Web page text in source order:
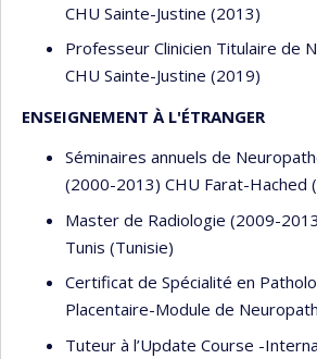
CHU Sainte-Justine (2013)
Professeur Clinicien Titulaire de
CHU Sainte-Justine (2019)
ENSEIGNEMENT À L'ÉTRANGER
Séminaires annuels de
(2000-2013) CHU Farat-Hached
Master de Radiologie (2009-
Tunis (Tunisie)
Certificat de Spécialité en
Placentaire-Module de
Tuteur à l’Update Course -